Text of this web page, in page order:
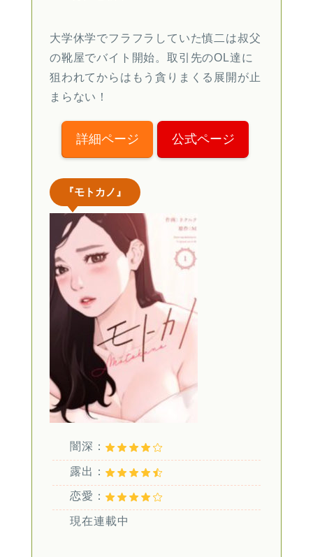
大学休学でフラフラしていた慎二は叔父
の靴屋でバイト開始。取引先のOL達に
狙われてからはもう貪りまくる展開が止
まらない！
詳細ページ 公式ページ
『モトカノ』
闇深：
露出：
恋愛：
現在連載中